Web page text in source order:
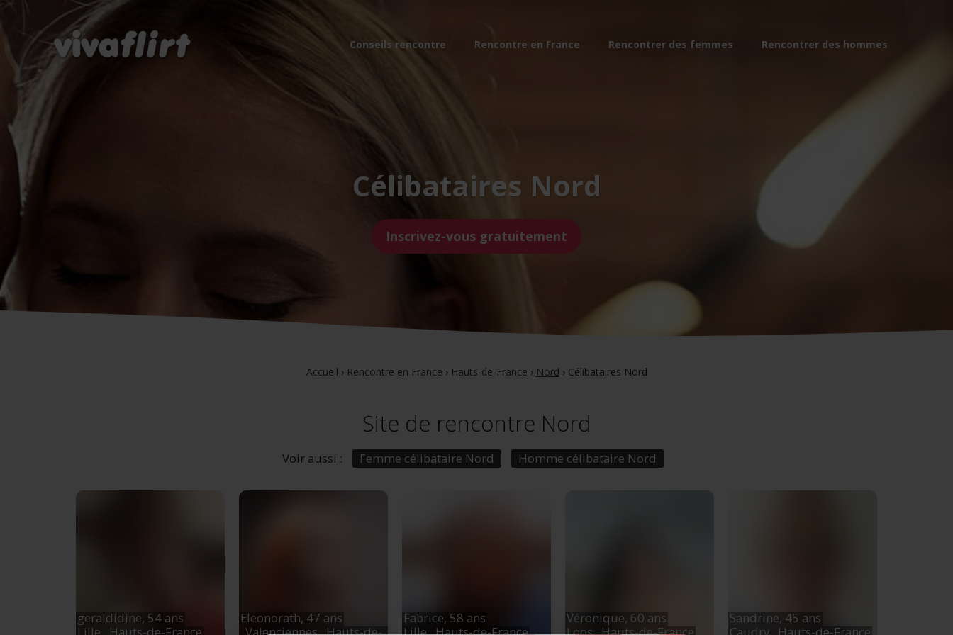
Conseils rencontre Rencontre en France Rencontrer des femmes Rencontrer des hommes
Célibataires Nord
Inscrivez-vous gratuitement
Accueil › Rencontre en France › Hauts-de-France › Nord › Célibataires Nord
Site de rencontre Nord
Voir aussi : Femme célibataire Nord Homme célibataire Nord
geraldidine, 54 ans
Lille , Hauts-de-France
Eleonorath, 47 ans
Valenciennes, Hauts-de-
Fabrice, 58 ans
Lille, Hauts-de-France
Véronique, 60 ans
Loos, Hauts-de-France
Sandrine, 45 ans
Caudry , Hauts-de-France